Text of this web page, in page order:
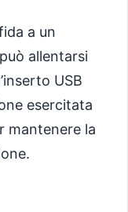
a un
allentarsi
USB
esercitata
mantenere la